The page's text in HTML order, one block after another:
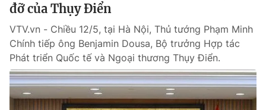
đỡ của Thụy Điển
VTV.vn - Chiều 12/5, tại Hà Nội, Thủ tướng Phạm Minh
Chính tiếp ông Benjamin Dousa, Bộ trưởng Hợp tác
Phát triển Quốc tế và Ngoại thương Thụy Điển.